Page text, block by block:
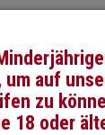
auf
zu
18 oder